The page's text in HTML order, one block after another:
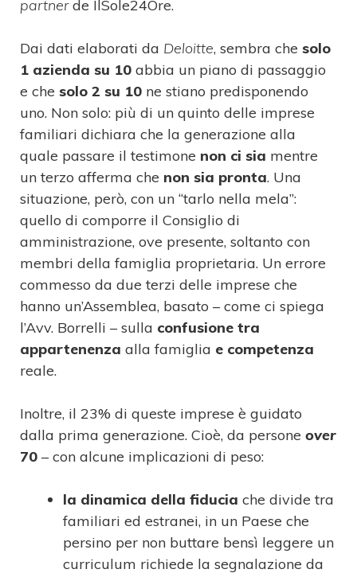
partnerde IlSole24Ore.
Dai dati elaborati da Deloitte, sembra che solo
1 azienda su 10 abbia un piano di passaggio
e che solo 2 su 10 ne stiano predisponendo
uno. Non solo: più di un quinto delle imprese
familiari dichiara che la generazione alla
quale passare il testimone non ci sia mentre
un terzo afferma che non sia pronta. Una
situazione, però, con un “tarlo nella mela”:
quello di comporre il Consiglio di
amministrazione, ove presente, soltanto con
membri della famiglia proprietaria. Un errore
commesso da due terzi delle imprese che
hanno un’Assemblea, basato – come ci spiega
l’Avv. Borrelli – sulla confusione tra
appartenenza alla famiglia e competenza
reale.
Inoltre, il 23% di queste imprese è guidato
dalla prima generazione. Cioè, da persone over
70 – con alcune implicazioni di peso:
la dinamica della fiducia che divide tra
familiari ed estranei, in un Paese che
persino per non buttare bensì leggere un
curriculum richiede la segnalazione da